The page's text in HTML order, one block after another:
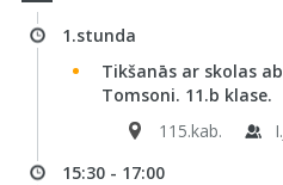
1.stunda
Tikšanās ar skolas
Tomsoni. 11.b klase.
115.kab.
15:30 - 17:00